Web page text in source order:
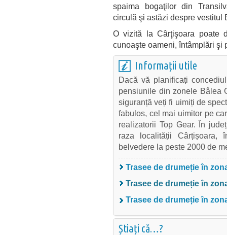
spaima bogaţilor din
circulă şi astăzi despre vestitul
O vizită la Cârţişoara poate
cunoaşte oameni, întâmplări şi
Informații utile
Dacă vă planificați
pensiunile din zonele Bâlea
siguranță veți fi uimiți de
fabulos, cel mai uimitor pe
realizatorii Top Gear. În
raza localității Cârțișoara,
belvedere la peste 2000 de
Trasee de drumeție în
Trasee de drumeție în
Trasee de drumeție în
Știați că…?